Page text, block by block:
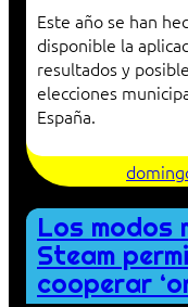
Este año se han
disponible la
resultados y
elecciones
España.
Los modos
Steam
cooperar